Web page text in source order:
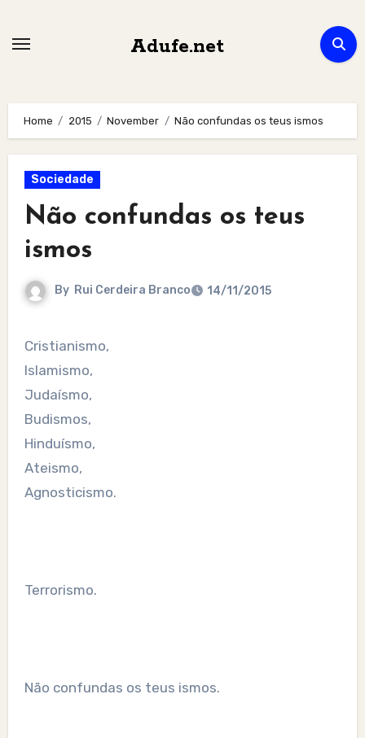
Adufe.net
Home 2015 November Não confundas os teus ismos
Sociedade
Não confundas os teus
ismos
By Rui Cerdeira Branco 14/11/2015
Cristianismo,
Islamismo,
Judaísmo,
Budismos,
Hinduísmo,
Ateismo,
Agnosticismo.
Terrorismo.
Não confundas os teus ismos.